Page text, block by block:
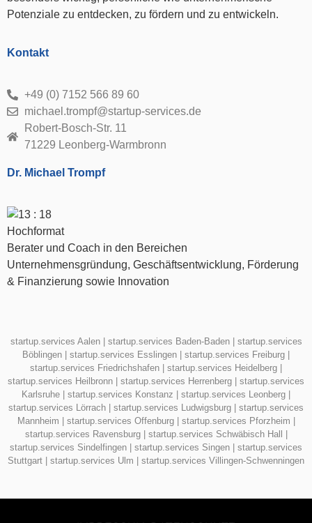
Technologierorientierte Gründung(1)
Unternehmensnachfolge
Innovatoren(2)
Businessplan
Förderungen(4)
Gründercoaching
Finanzierung
Geschäftsmodell(1)
Workshop(1)
beratungs.themen
Geschäftskonzept
Förderungen
Finanzierung
Potenziale zu entdecken, zu fördern und zu entwickeln.
Kontakt
+49 (0) 7152 566 89 60
michael.trompf@startup-services.de
Robert-Bosch-Str. 11
71229 Leonberg-Warmbronn
Dr. Michael Trompf
Berater und Coach in den Bereichen
Unternehmensgründung, Geschäftsentwicklung, Förderung
& Finanzierung sowie Innovation
startup.services Aalen| startup.services Baden-Baden| startup.services
Böblingen
startup.services Esslingen startup.services Freiburg
startup.services Friedrichshafen
startup.services Heidelberg
startup.services Heilbronn
startup.services Herrenberg
startup.services
Karlsruhe
startup.services Konstanz startup.services Leonberg
startup.services Lörrach
startup.services Ludwigsburg
startup.services
Mannheim
startup.services Offenburg| startup.services Pforzheim
startup.services Ravensburg| startup.services Schwäbisch Hall
startup.services Sindelfingen
startup.services Singen
startup.services
Stuttgart
startup.services Ulm startup.services Villingen-Schwenningen